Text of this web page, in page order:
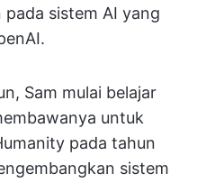
sistem AI yang
Sam mulai belajar
untuk
pada tahun
sistem